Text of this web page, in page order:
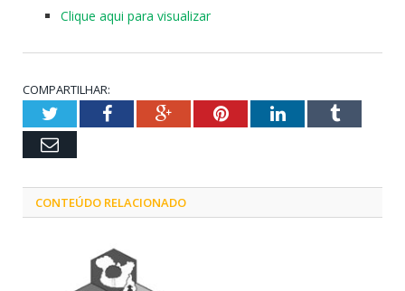
Clique aqui para visualizar
COMPARTILHAR:
TwitterFacebookGoogle+PinterestLinkedInTumblr
Email
CONTEÚDO RELACIONADO